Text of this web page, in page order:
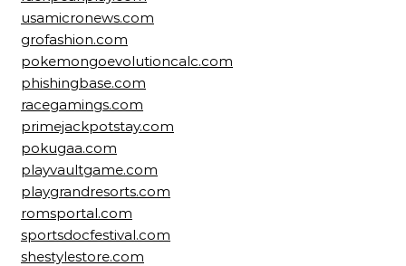
usamicronews.com
grofashion.com
pokemongoevolutioncalc.com
phishingbase.com
racegamings.com
primejackpotstay.com
pokugaa.com
playvaultgame.com
playgrandresorts.com
romsportal.com
sportsdocfestival.com
shestylestore.com